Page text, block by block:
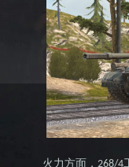
知
火力方面， 268/4